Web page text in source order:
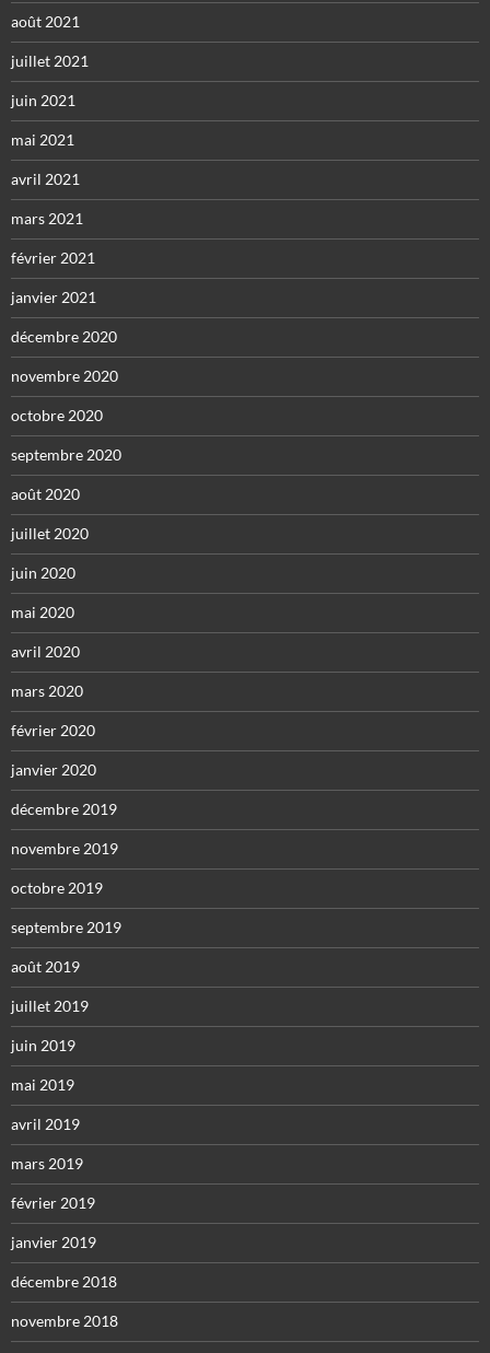
août 2021
juillet 2021
juin 2021
mai 2021
avril 2021
mars 2021
février 2021
janvier 2021
décembre 2020
novembre 2020
octobre 2020
septembre 2020
août 2020
juillet 2020
juin 2020
mai 2020
avril 2020
mars 2020
février 2020
janvier 2020
décembre 2019
novembre 2019
octobre 2019
septembre 2019
août 2019
juillet 2019
juin 2019
mai 2019
avril 2019
mars 2019
février 2019
janvier 2019
décembre 2018
novembre 2018